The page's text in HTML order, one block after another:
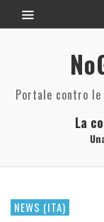
Portale contro
La
NEWS (ITA)